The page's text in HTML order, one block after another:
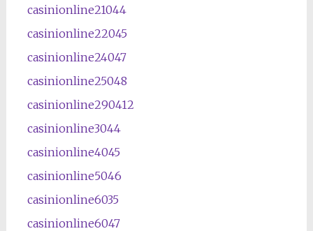
casinionline21044
casinionline22045
casinionline24047
casinionline25048
casinionline290412
casinionline3044
casinionline4045
casinionline5046
casinionline6035
casinionline6047